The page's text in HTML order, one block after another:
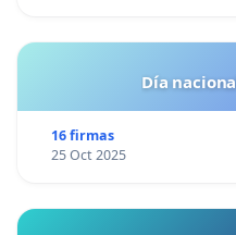
Día
16 firmas
25 Oct 2025